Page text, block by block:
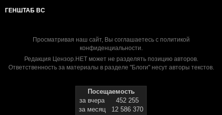
ГЕНШТАБ ВС
Просматривая наш сайт, Вы соглашаетесь с политикой
конфиденциальности.
Редакция Цензор.НЕТ может не разделять позицию авторов.
Ответственность за материалы в разделе "Блоги" несут авторы текстов.
Посещаемость
за вчера
452 255
за месяц
12 586 370